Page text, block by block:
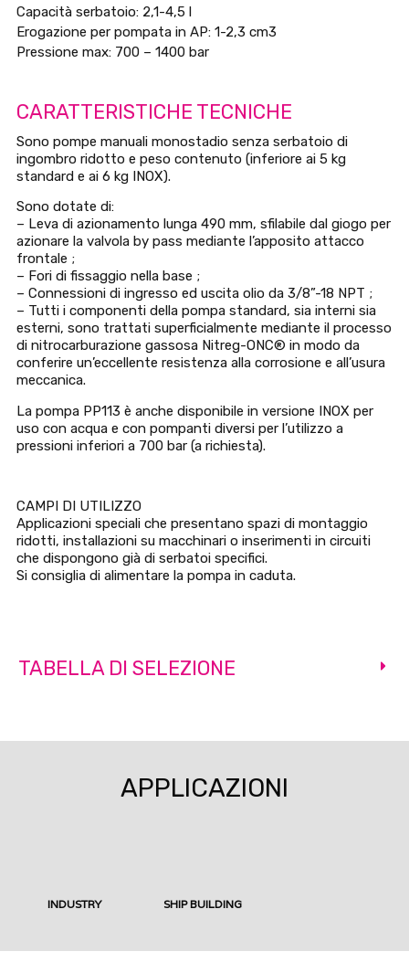
Capacità serbatoio: 2,1-4,5 l
Erogazione per pompata in AP: 1-2,3 cm3
Pressione max: 700 – 1400 bar
CARATTERISTICHE TECNICHE
Sono pompe manuali monostadio senza serbatoio di
ingombro ridotto e peso contenuto (inferiore ai 5 kg
standard e ai 6 kg INOX).
Sono dotate di:
– Leva di azionamento lunga 490 mm, sfilabile dal giogo per
azionare la valvola by pass mediante l’apposito attacco
frontale ;
– Fori di fissaggio nella base ;
– Connessioni di ingresso ed uscita olio da 3/8”-18 NPT ;
– Tutti i componenti della pompa standard, sia interni sia
esterni, sono trattati superficialmente mediante il processo
di nitrocarburazione gassosa Nitreg-ONC® in modo da
conferire un’eccellente resistenza alla corrosione e all’usura
meccanica.
La pompa PP113 è anche disponibile in versione INOX per
uso con acqua e con pompanti diversi per l’utilizzo a
pressioni inferiori a 700 bar (a richiesta).
CAMPI DI UTILIZZO
Applicazioni speciali che presentano spazi di montaggio
ridotti, installazioni su macchinari o inserimenti in circuiti
che dispongono già di serbatoi specifici.
Si consiglia di alimentare la pompa in caduta.
TABELLA DI SELEZIONE
APPLICAZIONI
INDUSTRY SHIP BUILDING